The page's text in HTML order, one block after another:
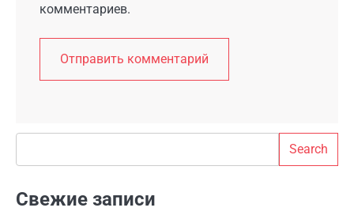
комментариев.
Search
Свежие записи